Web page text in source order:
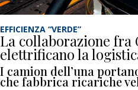
EFFICIENZA “VERDE”
La collaborazione
elettrificano la
I camion dell’una
che fabbrica ricariche